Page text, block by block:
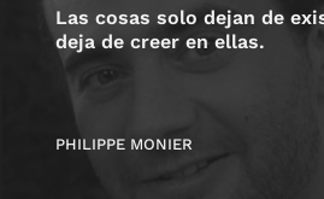
Las cosas solo dejan de
deja de creer en ellas.
PHILIPPE MONIER